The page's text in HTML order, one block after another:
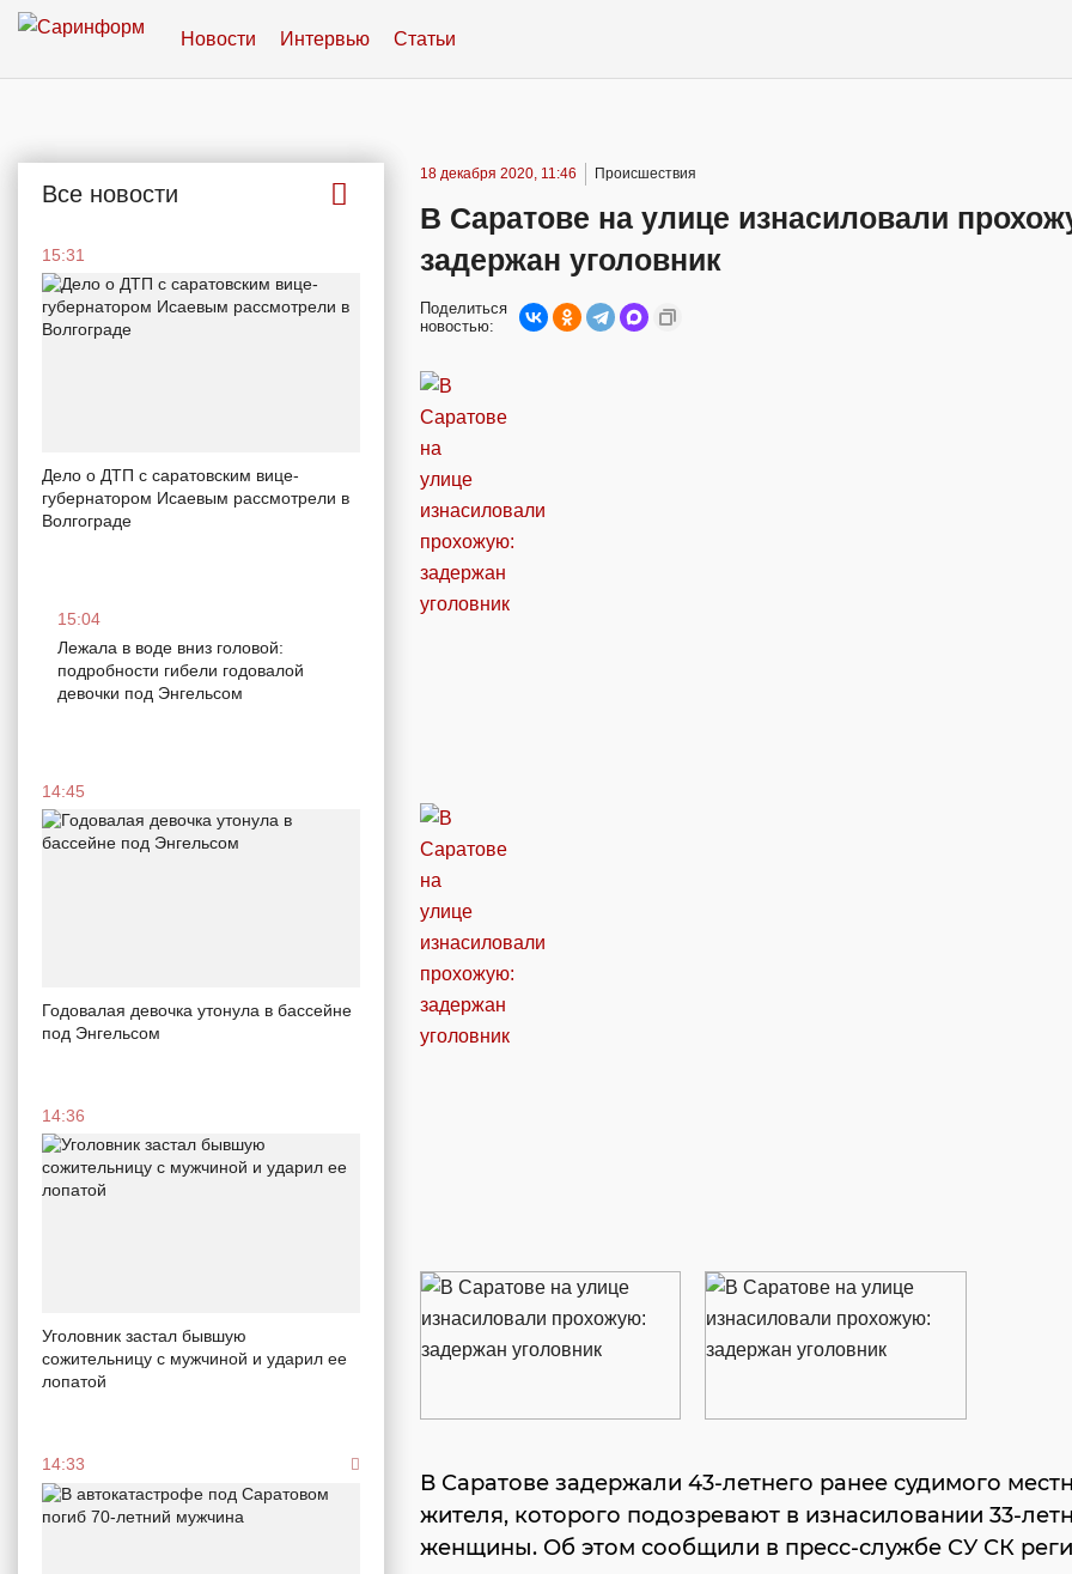
Новости Интервью Статьи
Все новости
15:31
Дело о ДТП с саратовским вице-
губернатором Исаевым рассмотрели в
Волгограде
15:04
Лежала в воде вниз головой:
подробности гибели годовалой
девочки под Энгельсом
14:45
Годовалая девочка утонула в бассейне
под Энгельсом
14:36
Уголовник застал бывшую
сожительницу с мужчиной и ударил ее
лопатой
14:33
18 декабря 2020, 11:46 Происшествия
В Саратове на улице изнасиловали
задержан уголовник
Поделиться
новостью:
В Саратове задержали 43-летнего ранее судимого
жителя, которого подозревают в изнасиловании 33-
женщины. Об этом сообщили в пресс-службе СУ СК